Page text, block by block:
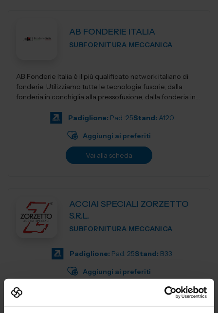
AB FONDERIE ITALIA
SUBFORNITURA MECCANICA
AB Fonderie Italia è il più qualificato network italiano di
fonderie. Utilizziamo tutte le tecnologie fusorie, dalla
fonderia in conchiglia alla pressofusione, dalla fonderia in
Padiglione: Pad. 25Stand: A120
Aggiungi ai preferiti
Vai alla scheda
ACCIAI SPECIALI ZORZETTO
S.R.L.
SUBFORNITURA MECCANICA
Padiglione: Pad. 25Stand: B33
Aggiungi ai preferiti